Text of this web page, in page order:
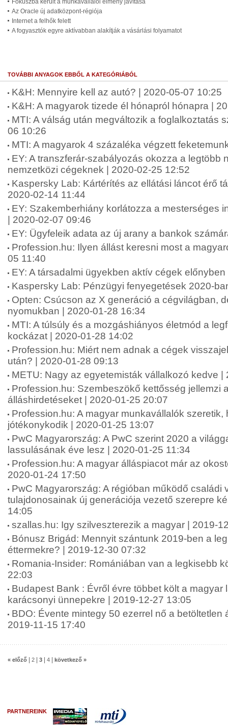
Fókuszba került a munkavállalói élmény javítása
Az Oracle új adatközpont-régiója
Internet a felhők felett
A fogyasztók egyre aktívabban alakítják a vásárlási folyamatot
TOVÁBBI ANYAGOK EBBŐL A KATEGÓRIÁBÓL
K&H: Mennyire kell az autó? | 2020-05-07 10:25
K&H: A magyarok tizede él hónapról hónapra |
MTI: A válság után megváltozik a foglalkoztatás
06 10:26
MTI: A magyarok 4 százaléka végzett
EY: A transzferár-szabályozás okozza a legtöbb
nemzetközi cégeknek | 2020-02-25 12:52
Kaspersky Lab: Kártérítés az ellátási láncot érő
2020-02-14 11:44
EY: Szakemberhiány korlátozza a mesterséges
| 2020-02-07 09:46
EY: Ügyfeleik adata az új arany a bankok
Profession.hu: Ilyen állást keresni most a
05 11:40
EY: A társadalmi ügyekben aktív cégek
Kaspersky Lab: Pénzügyi fenyegetések 2020-
Opten: Csúcson az X generáció a cégvilágban,
nyomukban | 2020-01-28 16:34
MTI: A túlsúly és a mozgáshiányos életmód a
kockázat | 2020-01-28 14:02
Profession.hu: Miért nem adnak a cégek
után? | 2020-01-28 09:13
METU: Nagy az egyetemisták vállalkozó kedve |
Profession.hu: Szembeszökő kettősség jellemzi
álláshirdetéseket | 2020-01-25 20:07
Profession.hu: A magyar munkavállalók szeretik,
jótékonykodik | 2020-01-25 13:07
PwC Magyarország: A PwC szerint 2020 a
lassulásának éve lesz | 2020-01-25 11:34
Profession.hu: A magyar álláspiacot már az
2020-01-24 17:50
PwC Magyarország: A régióban működő családi
tulajdonosainak új generációja vezető szerepre
14:05
szallas.hu: Igy szilveszterezik a magyar | 2019-
Bónusz Brigád: Mennyit szántunk 2019-ben a
éttermekre? | 2019-12-30 07:32
Romania-Insider: Romániában van a legkisebb
22:03
Budapest Bank : Évről évre többet költ a magyar
karácsonyi ünnepekre | 2019-12-27 13:05
BDO: Évente mintegy 50 ezerrel nő a betöltetlen
2019-11-15 17:40
« előző 2 3 4 következő »
PARTNEREINK